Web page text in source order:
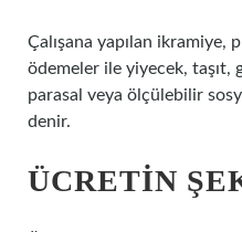
Çalışana yapılan
ödemeler ile yiyecek, taşıt,
parasal veya ölçülebilir
denir.
ÜCRETIN